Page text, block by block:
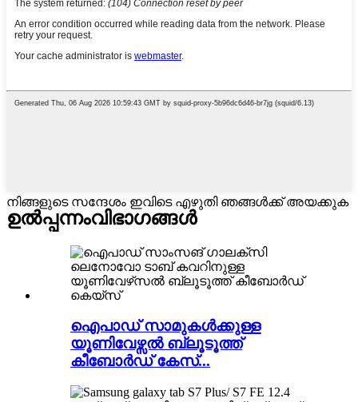
നിങ്ങളുടെ സന്ദേശം ഇവിടെ എഴുതി ഞങ്ങൾക്ക് അയക്കുക
ഉൽപ്പന്നംവിഭാഗങ്ങൾ
ഐപാഡ് സാമുകൾക്കുള്ള
യൂണിവേഴ്സൽ ബ്ലൂടൂത്ത്
കീബോർഡ് കേസ്...